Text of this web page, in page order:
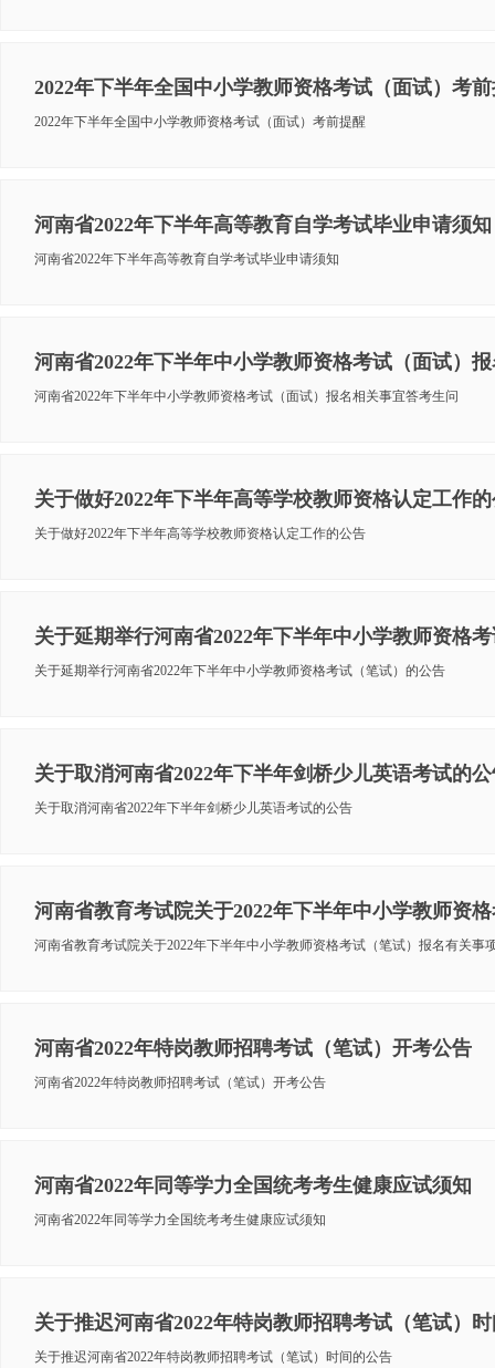
2022年下半年全国中小学教师资格考试（面试）考
2022年下半年全国中小学教师资格考试（面试）考前提醒
河南省2022年下半年高等教育自学考试毕业申请须知
河南省2022年下半年高等教育自学考试毕业申请须知
河南省2022年下半年中小学教师资格考试（面试）
河南省2022年下半年中小学教师资格考试（面试）报名相关事宜答考生问
关于做好2022年下半年高等学校教师资格认定工作
关于做好2022年下半年高等学校教师资格认定工作的公告
关于延期举行河南省2022年下半年中小学教师资格
关于延期举行河南省2022年下半年中小学教师资格考试（笔试）的公告
关于取消河南省2022年下半年剑桥少儿英语考试的
关于取消河南省2022年下半年剑桥少儿英语考试的公告
河南省教育考试院关于2022年下半年中小学教师资
河南省教育考试院关于2022年下半年中小学教师资格考试（笔试）报名有关事
河南省2022年特岗教师招聘考试（笔试）开考公告
河南省2022年特岗教师招聘考试（笔试）开考公告
河南省2022年同等学力全国统考考生健康应试须知
河南省2022年同等学力全国统考考生健康应试须知
关于推迟河南省2022年特岗教师招聘考试（笔试）
关于推迟河南省2022年特岗教师招聘考试（笔试）时间的公告